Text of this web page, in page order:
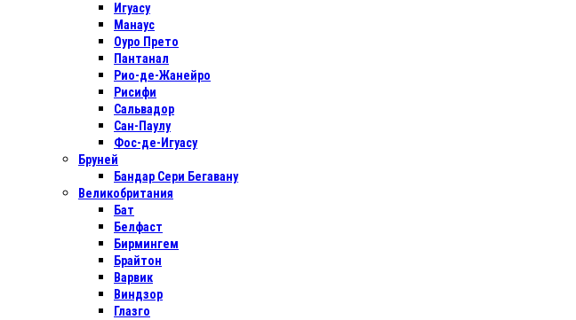
Игуасу
Манаус
Оуро Прето
Пантанал
Рио-де-Жанейро
Рисифи
Сальвадор
Сан-Паулу
Фос-де-Игуасу
Бруней
Бандар Сери Бегавану
Великобритания
Бат
Белфаст
Бирмингем
Брайтон
Варвик
Виндзор
Глазго